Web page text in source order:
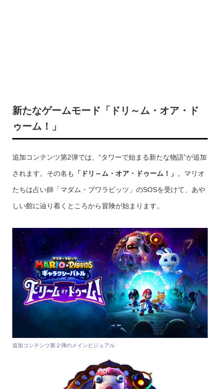
新たなゲームモード 「ドリ～ム・オア・ド
ゥーム！」
追加コンテンツ第2弾では、“タワーで始まる新たな物語”が追加
されます。その名も 「ドリ～ム・オア・ドゥーム！」 。マリオ
たちは占い師「マダム・ブワラビッツ」のSOSを受けて、あや
しい館に辿り着くところから冒険が始まります。
追加コンテンツ第２弾のメインビジュアル